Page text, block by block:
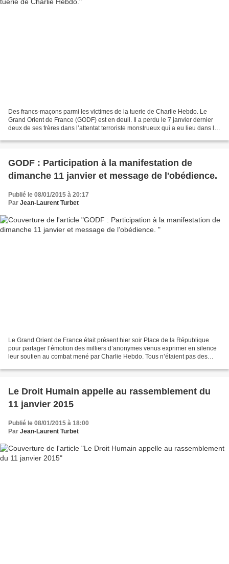
Des francs-maçons parmi les victimes de la tuerie de Charlie Hebdo. Le
Grand Orient de France (GODF) est en deuil. Il a perdu le 7 janvier dernier
deux de ses frères dans l’attentat terroriste monstrueux qui a eu lieu dans les
GODF : Participation à la manifestation de
dimanche 11 janvier et message de l'obédience.
Publié le 08/01/2015 à 20:17
Par Jean-Laurent Turbet
Le Grand Orient de France était présent hier soir Place de la République
pour partager l’émotion des milliers d’anonymes venus exprimer en silence
leur soutien au combat mené par Charlie Hebdo. Tous n’étaient pas des
Le Droit Humain appelle au rassemblement du
11 janvier 2015
Publié le 08/01/2015 à 18:00
Par Jean-Laurent Turbet